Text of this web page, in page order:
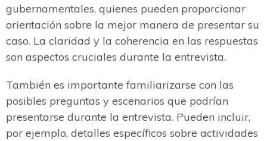
gubernamentales, quienes pueden proporcionar
orientación sobre la mejor manera de presentar su
caso. La claridad y la coherencia en las respuestas
son aspectos cruciales durante la entrevista.
También es importante familiarizarse con las
posibles preguntas y escenarios que podrían
presentarse durante la entrevista. Pueden incluir,
por ejemplo, detalles específicos sobre actividades